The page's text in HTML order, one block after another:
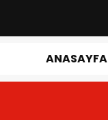
ANASAYFA